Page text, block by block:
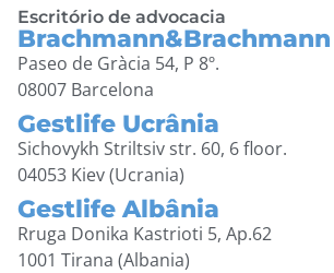
Escritório de advocacia
Brachmann&Brachmann
Paseo de Gràcia 54, P 8º.
08007 Barcelona
Gestlife Ucrânia
Sichovykh Striltsiv str. 60, 6 floor.
04053 Kiev (Ucrania)
Gestlife Albânia
Rruga Donika Kastrioti 5, Ap.62
1001 Tirana (Albania)